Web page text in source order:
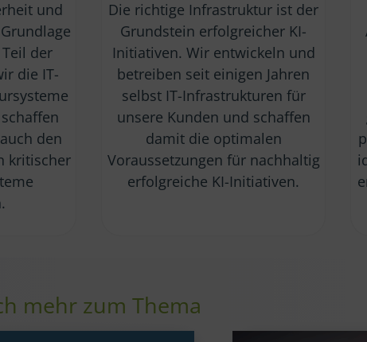
und
der
die IT-
den
kritischer
Die richtige Infrastruktur ist der
Grundstein erfolgreicher KI-
Initiativen. Wir entwickeln und
betreiben seit einigen Jahren
selbst IT-Infrastrukturen für
unsere Kunden und schaffen
damit die optimalen
Voraussetzungen für nachhaltig
erfolgreiche KI-Initiativen.
mehr zum Thema